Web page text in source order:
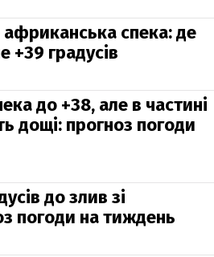
африканська спека: де
+39 градусів
до +38, але в частині
дощі: прогноз погоди
до злив зі
погоди на тиждень